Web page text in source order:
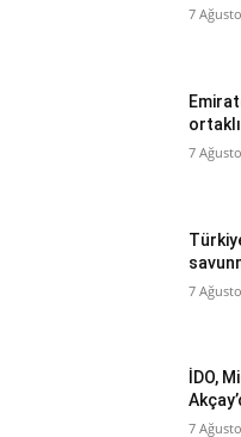
7
7
7
İDO,
7